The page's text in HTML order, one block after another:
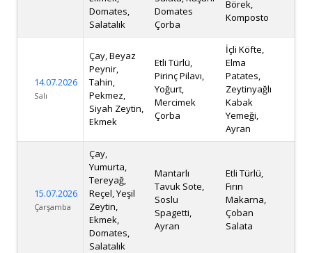
Domates,
Salatalık
Domates
Çorba
Börek,
Komposto
14.07.2026
Salı
Çay, Beyaz
Peynir,
Tahin,
Pekmez,
Siyah Zeytin,
Ekmek
Etli Türlü,
Pirinç Pilavı,
Yoğurt,
Mercimek
Çorba
İçli Köfte,
Elma
Patates,
Zeytinyağlı
Kabak
Yemeği,
Ayran
15.07.2026
Çarşamba
Çay,
Yumurta,
Tereyağ,
Reçel, Yeşil
Zeytin,
Ekmek,
Domates,
Salatalık
Mantarlı
Tavuk Sote,
Soslu
Spagetti,
Ayran
Etli Türlü,
Fırın
Makarna,
Çoban
Salata